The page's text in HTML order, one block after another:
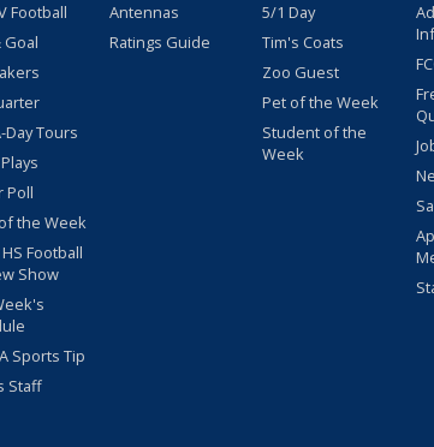
Football
Goal
Day Tours
Poll
the Week
Football
Show
Sports Tip
Staff
Antennas
Ratings Guide
5/1 Day
Tim's Coats
Zoo Guest
Pet of the Week
Student of the
Week